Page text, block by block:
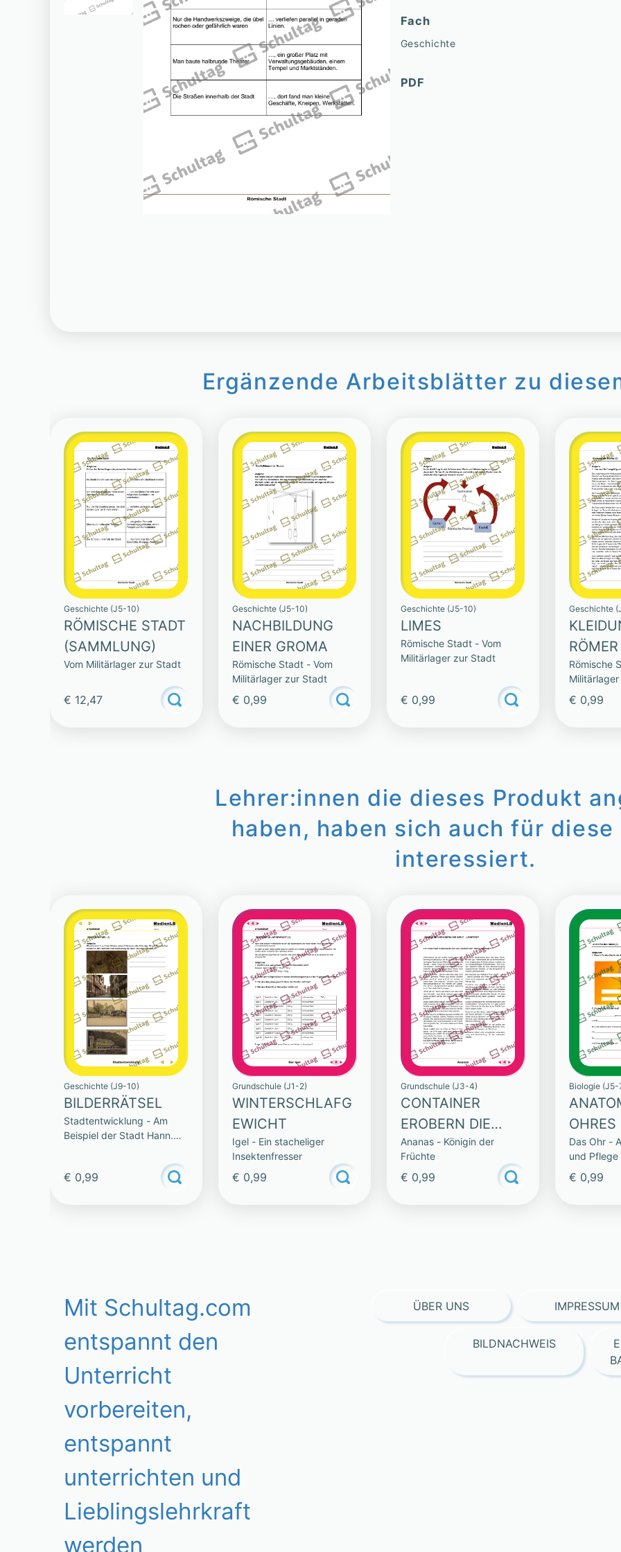
Fach
Geschichte
PDF
Ergänzende Arbeitsblätter zu
Geschichte (J5-10)
RÖMISCHE STADT
(SAMMLUNG)
Vom Militärlager zur Stadt
€ 12,47
Geschichte (J5-10)
NACHBILDUNG
EINER GROMA
Römische Stadt - Vom
Militärlager zur Stadt
€ 0,99
Geschichte (J5-10)
LIMES
Römische Stadt - Vom
Militärlager zur Stadt
€ 0,99
Geschichte
RÖMER
Römische
€ 0,99
Lehrer:innen die dieses Produkt
haben, haben sich auch für diese
interessiert.
Geschichte (J9-10)
BILDERRÄTSEL
Stadtentwicklung - Am
Beispiel der Stadt Hann.
€ 0,99
Grundschule (J1-2)
WINTERSCHLAFG
EWICHT
Igel - Ein stacheliger
Insektenfresser
€ 0,99
Grundschule (J3-4)
CONTAINER
EROBERN DIE
WELT – LESETEXT
Ananas - Königin der
Früchte
€ 0,99
Biologie (J5-
OHRES
Das Ohr -
und Pflege
€ 0,99
Mit Schultag.com
entspannt den
Unterricht
vorbereiten,
entspannt
unterrichten und
Lieblingslehrkraft
werden
ÜBER UNS IMPRESSUM
BILDNACHWEIS